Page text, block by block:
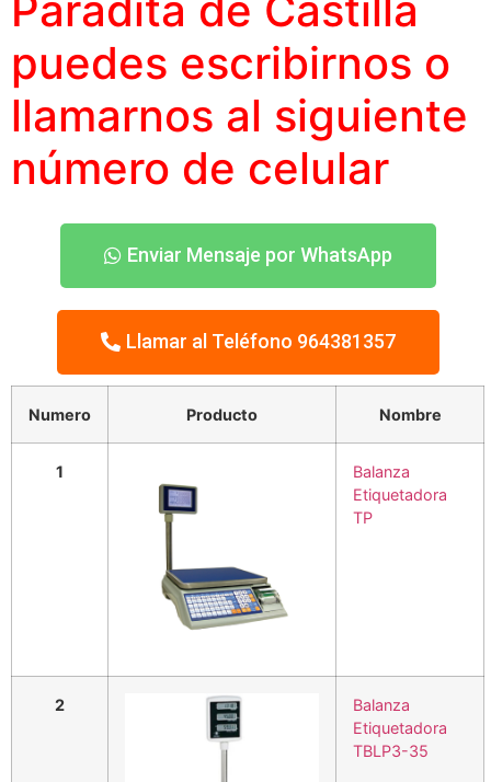
Paradita de Castilla
puedes escribirnos o
llamarnos al siguiente
número de celular
Enviar Mensaje por WhatsApp
Llamar al Teléfono 964381357
Numero Producto Nombre
1
Balanza
Etiquetadora
TP
2
Balanza
Etiquetadora
TBLP3-35